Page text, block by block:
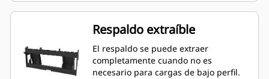
Respaldo extraíble
El respaldo se puede extraer
completamente cuando no es
necesario para cargas de bajo perfil.